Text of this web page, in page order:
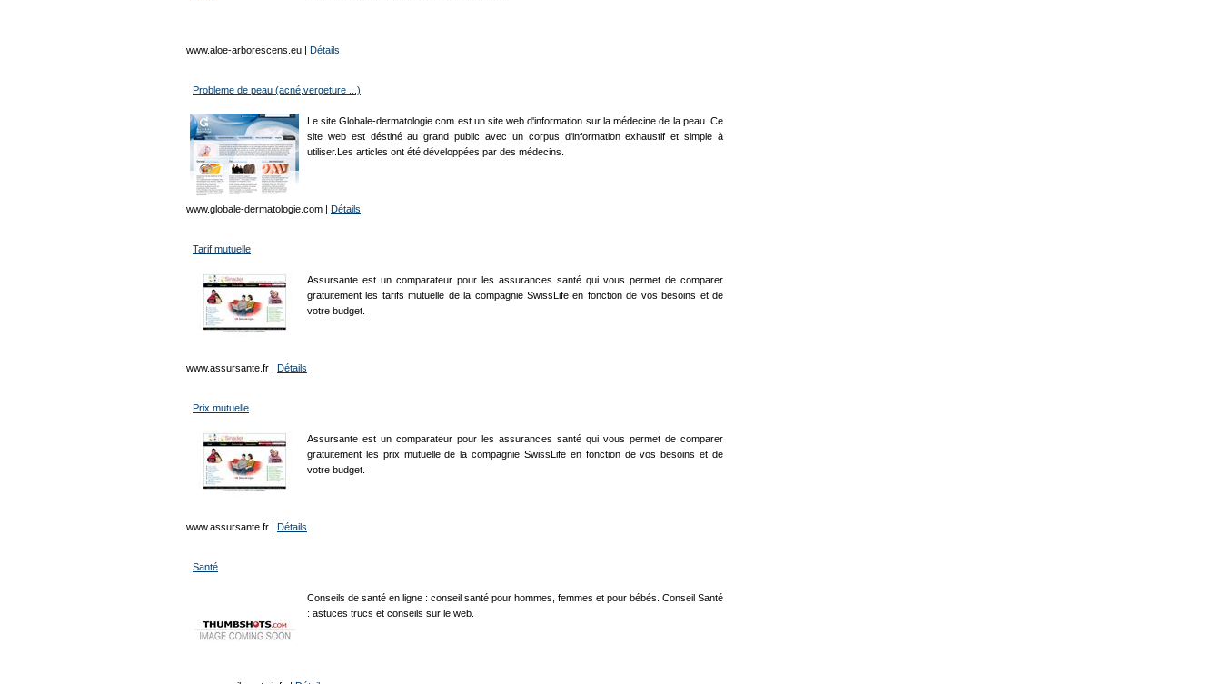
www.aloe-arborescens.eu | Détails
Probleme de peau (acné,vergeture ...)
Le site Globale-dermatologie.com est un site web d'information sur la médecine de la peau. Ce
site web est déstiné au grand public avec un corpus d'information exhaustif et simple à
utiliser.Les articles ont été développées par des médecins.
www.globale-dermatologie.com | Détails
Tarif mutuelle
Assursante est un comparateur pour les assurances santé qui vous permet de comparer
gratuitement les tarifs mutuelle de la compagnie SwissLife en fonction de vos besoins et de
votre budget.
www.assursante.fr | Détails
Prix mutuelle
Assursante est un comparateur pour les assurances santé qui vous permet de comparer
gratuitement les prix mutuelle de la compagnie SwissLife en fonction de vos besoins et de
votre budget.
www.assursante.fr | Détails
Santé
Conseils de santé en ligne : conseil santé pour hommes, femmes et pour bébés. Conseil Santé
: astuces trucs et conseils sur le web.